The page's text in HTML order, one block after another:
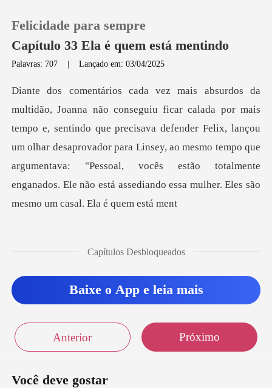
0
Felicidade para sempre
Capítulo 33 Ela é quem está mentindo
Palavras: 707 |Lançado em: 03/04/2025
ndo que precisava defender Felix, lançou
um olhar desaprovador para Linsey, ao mesmo tempo que
argumentava: "Pessoal
Capítulos Desbloqueados
Baixe o App e leia mais
Anterior Próximo
Você deve gostar